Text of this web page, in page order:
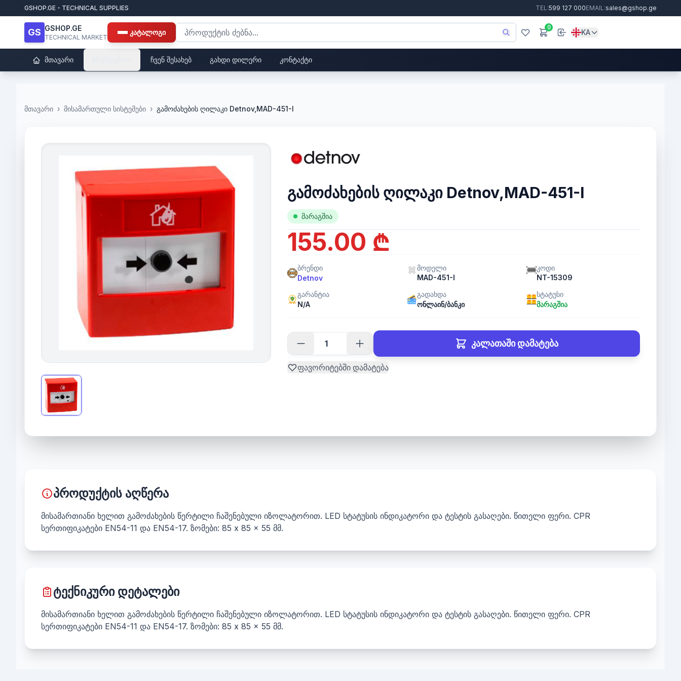
GSHOP.GE - TECHNICAL SUPPLIES TEL:599 127 000EMAIL:sales@gshop.ge
GS GSHOP.GE
TECHNICAL MARKET
კატალოგი
0
KA
მთავარი ჩვენ შესახებ გახდი დილერი კონტაქტი
მთავარი › მისამართული სისტემები › გამოძახების ღილაკი Detnov,MAD-451-I
გამოძახების ღილაკი Detnov,MAD-451-I
მარაგშია
155.00 ₾
ბრენდი
Detnov
მოდელი
MAD-451-I
კოდი
NT-15309
გარანტია
N/A
გადახდა
ონლაინ/ბანკი
სტატუსი
მარაგშია
კალათაში დამატება
ფავორიტებში დამატება
პროდუქტის აღწერა
მისამართიანი ხელით გამოძახების წერტილი ჩაშენებული იზოლატორით. LED სტატუსის ინდიკატორი და ტესტის გასაღები. წითელი ფერი. CPR
სერთიფიკატები EN54-11 და EN54-17. ზომები: 85 x 85 x 55 მმ.
ტექნიკური დეტალები
მისამართიანი ხელით გამოძახების წერტილი ჩაშენებული იზოლატორით. LED სტატუსის ინდიკატორი და ტესტის გასაღები. წითელი ფერი. CPR
სერთიფიკატები EN54-11 და EN54-17. ზომები: 85 x 85 x 55 მმ.